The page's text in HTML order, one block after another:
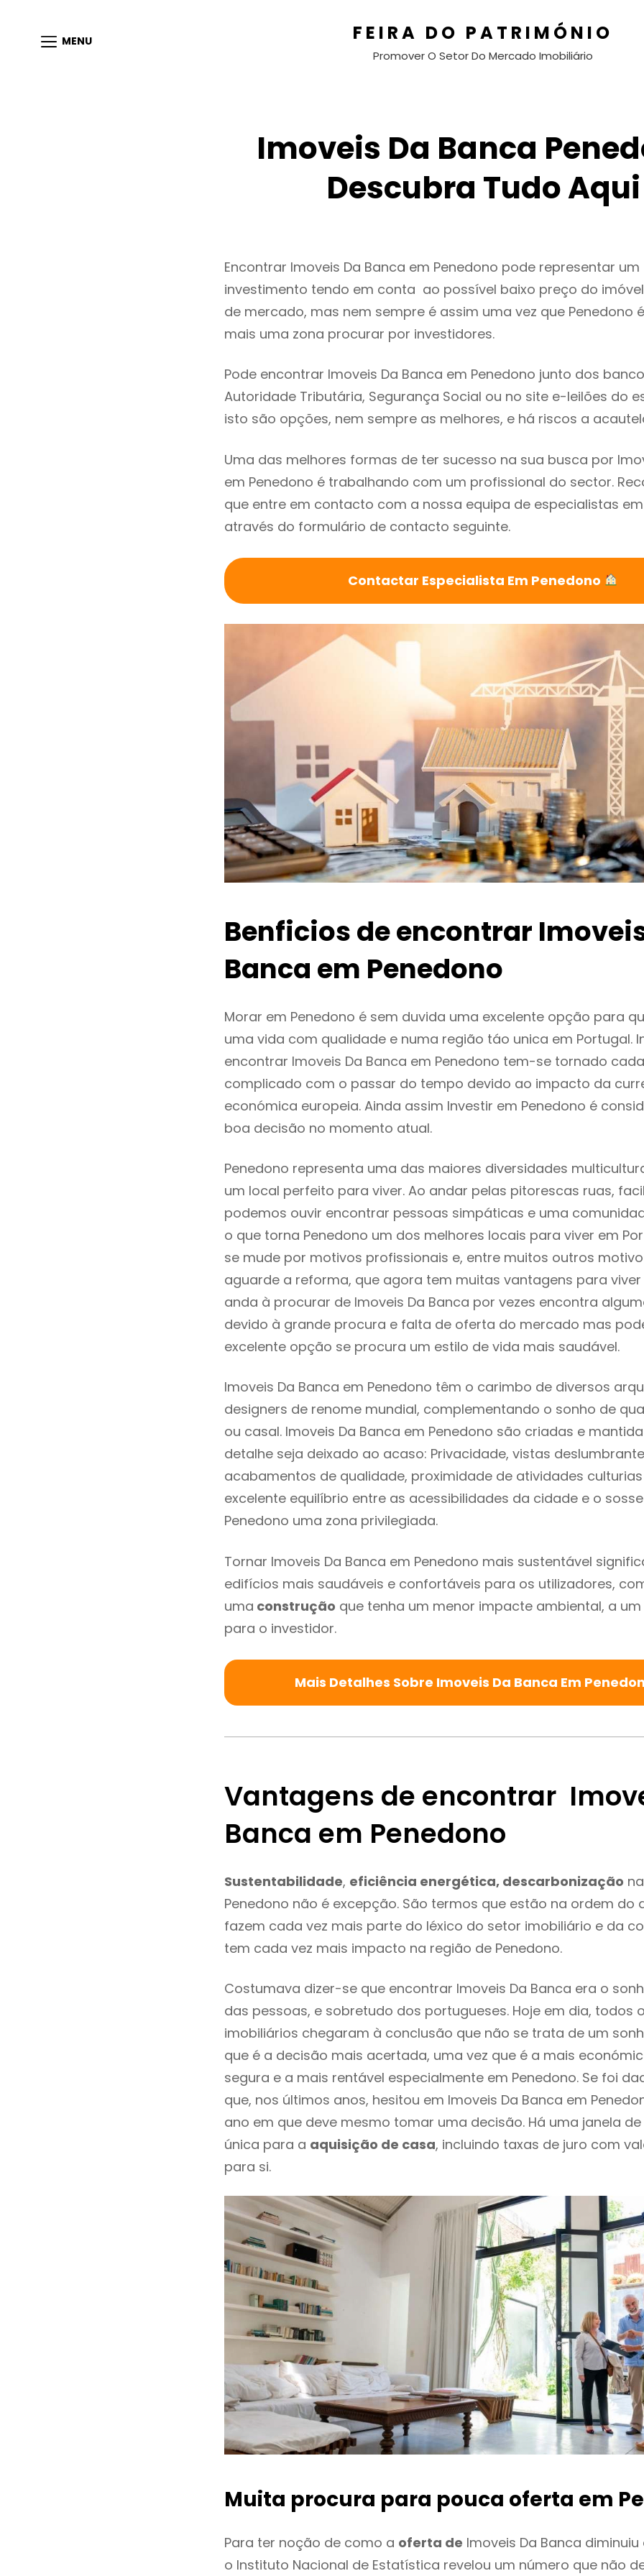
MENU FEIRA DO PATRIMÓNIO
Promover O Setor Do Mercado Imobiliário
Imoveis Da Banca
Descubra Tudo Aqui
Encontrar Imoveis Da Banca em Penedono pode representar
investimento tendo em conta ao possível baixo preço do
de mercado, mas nem sempre é assim uma vez que Penedono
mais uma zona procurar por investidores.
Pode encontrar Imoveis Da Banca em Penedono junto dos
Autoridade Tributária, Segurança Social ou no site e-leilões do
isto são opções, nem sempre as melhores, e há riscos a
Uma das melhores formas de ter sucesso na sua busca por
em Penedono é trabalhando com um profissional do sector.
que entre em contacto com a nossa equipa de especialistas
através do formulário de contacto seguinte.
Contactar Especialista Em Penedono
Benficios de encontrar
Banca em Penedono
Morar em Penedono é sem duvida uma excelente opção para
uma vida com qualidade e numa região táo unica em Portugal.
encontrar Imoveis Da Banca em Penedono tem-se tornado
complicado com o passar do tempo devido ao impacto da
económica europeia. Ainda assim Investir em Penedono é
boa decisão no momento atual.
Penedono representa uma das maiores diversidades
um local perfeito para viver. Ao andar pelas pitorescas ruas,
podemos ouvir encontrar pessoas simpáticas e uma
o que torna Penedono um dos melhores locais para viver em
se mude por motivos profissionais e, entre muitos outros
aguarde a reforma, que agora tem muitas vantagens para viver
anda à procurar de Imoveis Da Banca por vezes encontra
devido à grande procura e falta de oferta do mercado mas
excelente opção se procura um estilo de vida mais saudável.
Imoveis Da Banca em Penedono têm o carimbo de diversos
designers de renome mundial, complementando o sonho de
ou casal. Imoveis Da Banca em Penedono são criadas e
detalhe seja deixado ao acaso: Privacidade, vistas
acabamentos de qualidade, proximidade de atividades
excelente equilíbrio entre as acessibilidades da cidade e o
Penedono uma zona privilegiada.
Tornar Imoveis Da Banca em Penedono mais sustentável
edifícios mais saudáveis e confortáveis para os utilizadores,
uma construção que tenha um menor impacte ambiental, a
para o investidor.
Mais Detalhes Sobre Imoveis Da Banca Em
Vantagens de encontrar
Banca em Penedono
Sustentabilidade, eficiência energética, descarbonização
Penedono não é excepção. São termos que estão na ordem do
fazem cada vez mais parte do léxico do setor imobiliário e da
tem cada vez mais impacto na região de Penedono.
Costumava dizer-se que encontrar Imoveis Da Banca era o
das pessoas, e sobretudo dos portugueses. Hoje em dia, todos
imobiliários chegaram à conclusão que não se trata de um
que é a decisão mais acertada, uma vez que é a mais
segura e a mais rentável especialmente em Penedono. Se foi
que, nos últimos anos, hesitou em Imoveis Da Banca em
ano em que deve mesmo tomar uma decisão. Há uma janela
única para a aquisição de casa, incluindo taxas de juro com
para si.
Muita procura para pouca oferta em
Para ter noção de como a oferta de Imoveis Da Banca diminuiu
o Instituto Nacional de Estatística revelou um número que não